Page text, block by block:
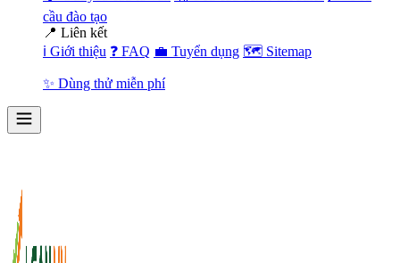
cầu đào tạo
📍 Liên kết
ℹ️ Giới thiệu ❓ FAQ 💼 Tuyển dụng 🗺️ Sitemap
✨ Dùng thử miễn phí